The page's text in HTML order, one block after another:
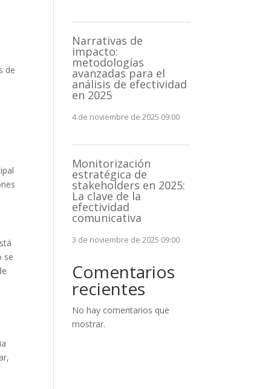
de
se
Narrativas de
impacto:
metodologías
avanzadas para el
análisis de efectividad
en 2025
4 de noviembre de 2025 09:00
Monitorización
estratégica de
stakeholders en 2025:
La clave de la
efectividad
comunicativa
3 de noviembre de 2025 09:00
Comentarios
recientes
No hay comentarios que
mostrar.